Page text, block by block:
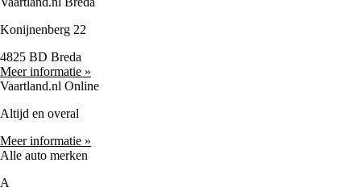
Konijnenberg 22
4825 BD Breda
Meer informatie »
Vaartland.nl Online
Altijd en overal
Meer informatie »
Alle auto merken
A